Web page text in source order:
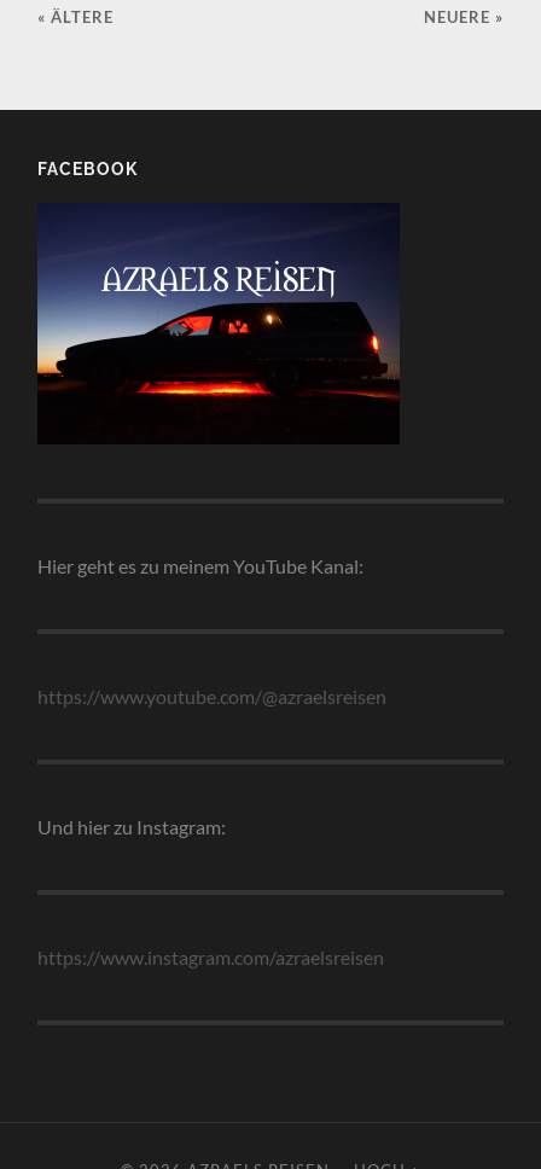
« ÄLTERE NEUERE »
FACEBOOK
Hier geht es zu meinem YouTube Kanal:
https://www.youtube.com/@azraelsreisen
Und hier zu Instagram:
https://www.instagram.com/azraelsreisen